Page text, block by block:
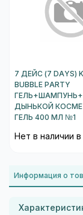
7 ДЕЙС (7 DAYS)
BUBBLE PARTY
ДЫНЬКОЙ
ГЕЛЬ 400 МЛ №1
Нет в наличии
Информация о